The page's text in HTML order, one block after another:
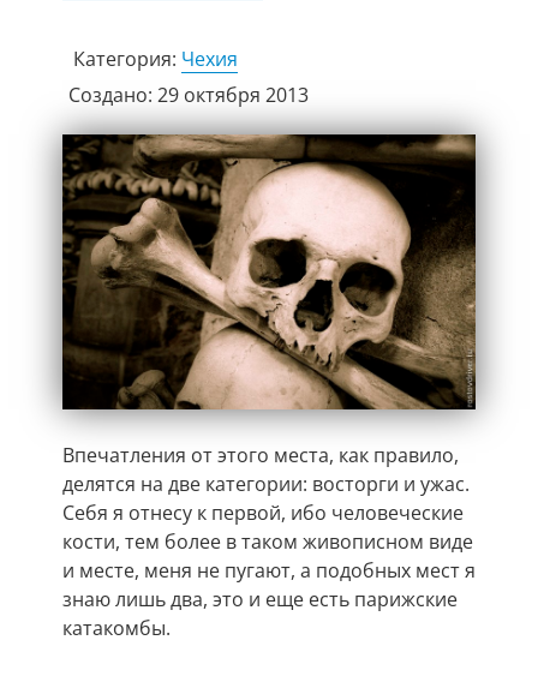
Категория: Чехия
Создано: 29 октября 2013
Впечатления от этого места, как правило,
делятся на две категории: восторги и ужас.
Себя я отнесу к первой, ибо человеческие
кости, тем более в таком живописном виде
и месте, меня не пугают, а подобных мест я
знаю лишь два, это и еще есть парижские
катакомбы.